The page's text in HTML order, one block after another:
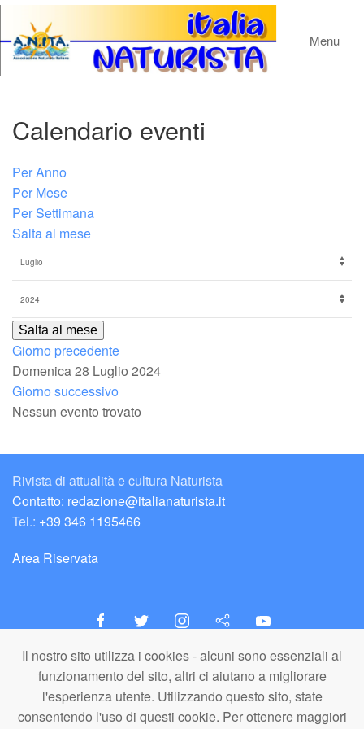
Il nostro sito utilizza i cookies - alcuni sono essenziali al
funzionamento del sito, altri ci aiutano a migliorare
l'esperienza utente. Utilizzando questo sito, state
consentendo l'uso di questi cookie. Per ottenere maggiori
Menu
Calendario eventi
Per Anno
Per Mese
Per Settimana
Salta al mese
Salta al mese
Giorno precedente
Domenica 28 Luglio 2024
Giorno successivo
Nessun evento trovato
Rivista di attualità e cultura Naturista
Contatto: redazione@italianaturista.it
Tel.: +39 346 1195466
Area Riservata
italiaNATURISTA
Editore e Redazione
A.N.ITA. Associazione Naturista Italiana (APS)
C.F. 80203710159